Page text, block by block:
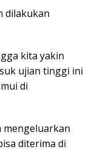
dilakukan
kita yakin
ujian tinggi ini
di
mengeluarkan
diterima di